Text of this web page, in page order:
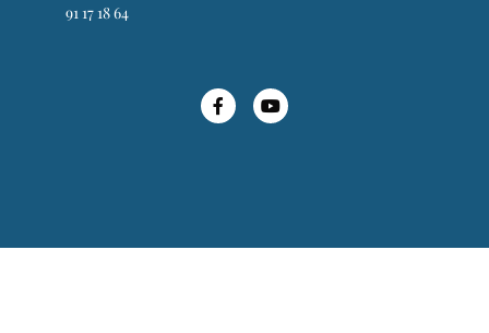
91 17 18 64